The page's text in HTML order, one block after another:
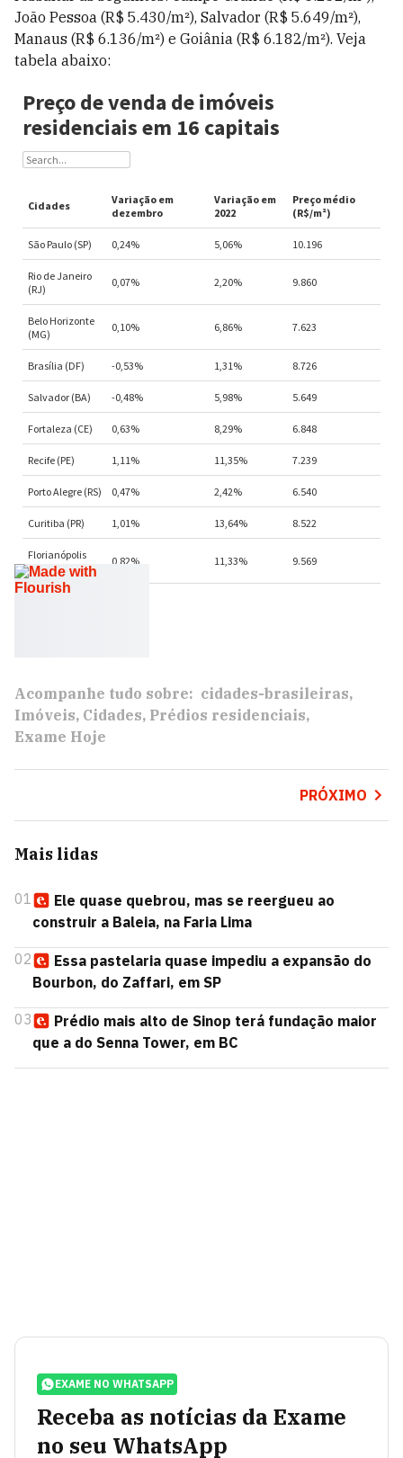
João Pessoa (R$ 5.430/m²), Salvador (R$ 5.649/m²),
Manaus (R$ 6.136/m²) e Goiânia (R$ 6.182/m²). Veja
tabela abaixo:
Acompanhe tudo sobre: cidades-brasileiras
Imóveis Cidades Prédios residenciais
Exame Hoje
PRÓXIMO
Mais lidas
01
Ele quase quebrou, mas se reergueu ao
construir a Baleia, na Faria Lima
02
Essa pastelaria quase impediu a expansão do
Bourbon, do Zaffari, em SP
03
Prédio mais alto de Sinop terá fundação maior
que a do Senna Tower, em BC
EXAME NO WHATSAPP
Receba as notícias da Exame
no seu WhatsApp